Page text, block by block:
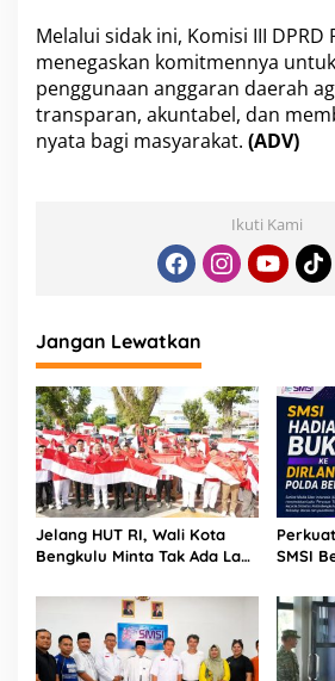
Melalui sidak ini, Komisi III
menegaskan komitmennya
penggunaan anggaran daerah
transparan, akuntabel, dan
nyata bagi masyarakat. (ADV)
Ikuti Kami
Jangan Lewatkan
Jelang HUT RI, Wali Kota
Bengkulu Minta Tak Ada Lagi
Pemerintah
SMSI
Polda